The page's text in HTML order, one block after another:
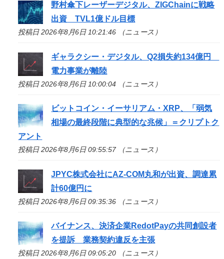
野村傘下レーザーデジタル、ZIGChainに戦略
出資 TVL1億ドル目標
投稿日 2026年8月6日 10:21:46 （ニュース）
ギャラクシー・デジタル、Q2損失約134億円
電力事業が離陸
投稿日 2026年8月6日 10:00:04 （ニュース）
ビットコイン・イーサリアム・XRP、「弱気
相場の最終段階に典型的な兆候」＝クリプトク
アント
投稿日 2026年8月6日 09:55:57 （ニュース）
JPYC株式会社にAZ-COM丸和が出資、調達累
計60億円に
投稿日 2026年8月6日 09:35:36 （ニュース）
バイナンス、決済企業RedotPayの共同創設者
を提訴 業務契約違反を主張
投稿日 2026年8月6日 09:05:20 （ニュース）